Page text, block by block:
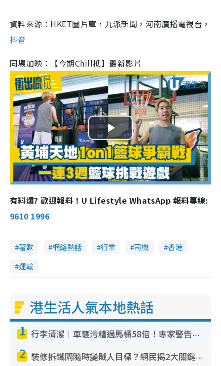
資料來源：HKET圖片庫，九派新聞，河南廣播電視台，
抖音
同場加映：【今期Chill抵】最新影片
P
l
a
y
i
o
有料爆? 歡迎報料！U Lifestyle WhatsApp 報料專線:
9610 1996
著數 網絡熱話 行業 司機
香港
運輸
港生活人氣本地熱話
1 行李清潔｜車轆污糟過馬桶58倍！專家警告忌用酒精抹 教1招免污手除菌
2 裝修拆鐵閘隨時變賊人目標？網民揭2大關鍵用途：裝新式等於白裝？附新舊鐵閘分別